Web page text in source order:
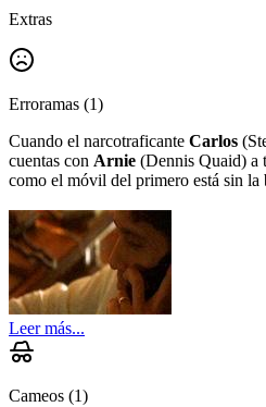
Extras
Erroramas (1)
Cuando el narcotraficante Carlos
cuentas con Arnie (Dennis Quaid) a
como el móvil del primero está sin la
Leer más...
Cameos (1)